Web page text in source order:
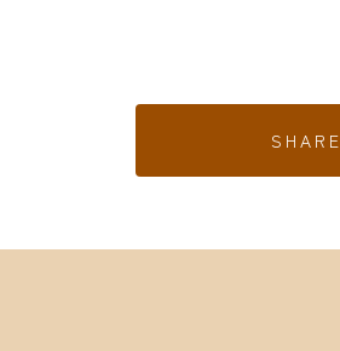
SHARE